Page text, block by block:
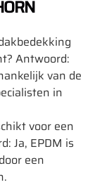
Antwoord:
van de
in
voor een
Ja, EPDM is
een